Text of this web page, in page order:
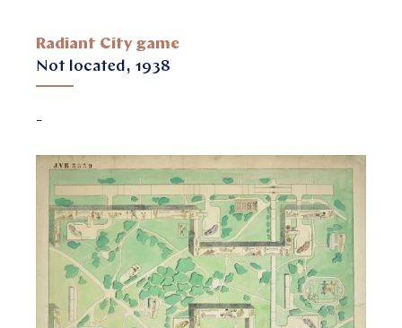
Radiant City game
Not located, 1938
–